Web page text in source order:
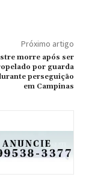
Próximo artigo
morre após ser
por guarda
perseguição
em Campinas